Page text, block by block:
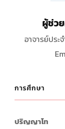
ผู้ช่ว
อาจารย์ปร
การศึกษา
ปริญญาโท